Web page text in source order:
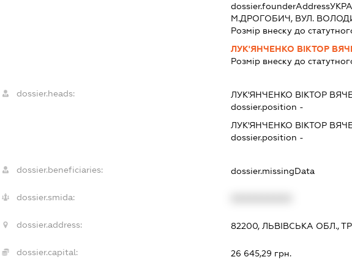
dossier.founderAddress
М.ДРОГОБИЧ, ВУЛ.
Розмір внеску до
ЛУК'ЯНЧЕНКО ВІКТОР
Розмір внеску до
dossier.heads:
ЛУК'ЯНЧЕНКО ВІКТОР
dossier.position -
ЛУК'ЯНЧЕНКО ВІКТОР
dossier.position -
dossier.beneficiaries: dossier.missingData
dossier.smida:
dossier.address: 82200, ЛЬВІВСЬКА ОБЛ.,
dossier.capital: 26 645,29 грн.